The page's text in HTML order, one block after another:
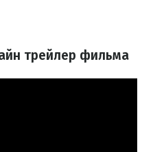
трейлер фильма